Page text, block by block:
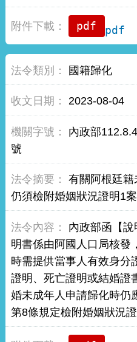
pdf
國籍歸化
2023-08-04
內政部
號
有關阿根廷籍
仍須檢附婚姻狀況證明1案
內政部函【
明書係由阿國人口局核發
時需提供當事人有效身分
證明、死亡證明或結婚證
婚未成年人申請歸化時仍
第8條規定檢附婚姻狀況證